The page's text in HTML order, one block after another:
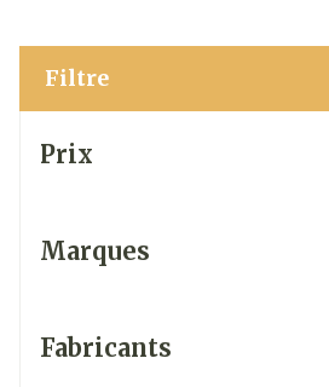
Filtre
Prix
Marques
Fabricants